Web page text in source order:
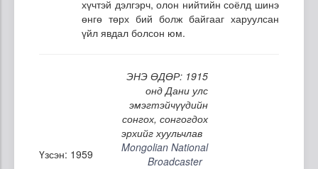
хүчтэй дэлгэрч, олон нийтийн соёлд шинэ
өнгө төрх бий болж байгааг харуулсан
үйл явдал болсон юм.
ЭНЭ ӨДӨР: 1915
онд Дани улс
эмэгтэйчүүдийн
сонгох, сонгогдох
эрхийг хуульчлав
Үзсэн: 1959
Mongolian National
Broadcaster